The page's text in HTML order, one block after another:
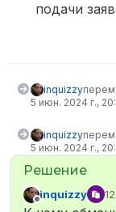
подачи
inquizzy
5 июн. 2024 г.,
inquizzy
5 июн. 2024 г.,
Не в сети
inquizzy